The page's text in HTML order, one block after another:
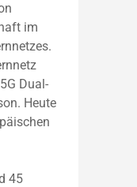
im
Dual-
Heute
45